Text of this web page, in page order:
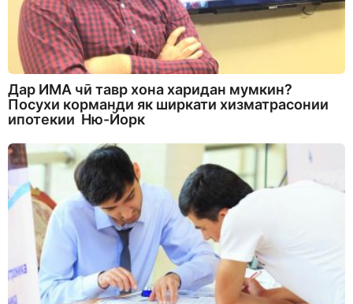
Дар ИМА чӣ тавр хона харидан мумкин?
Посухи корманди як ширкати хизматрасонии
ипотекии Ню-Йорк